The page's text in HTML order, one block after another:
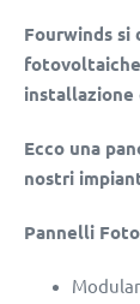
Fourwinds
installazione
Ecco una
nostri
Pannelli